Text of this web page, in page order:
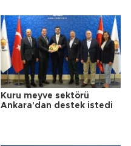
Kuru meyve sektörü
Ankara'dan destek istedi